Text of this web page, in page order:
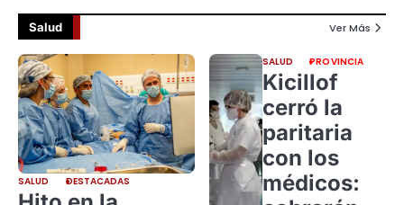
Salud Ver Más
SALUD DESTACADAS
SALUD PROVINCIA
Kicillof
cerró la
paritaria
con los
médicos: